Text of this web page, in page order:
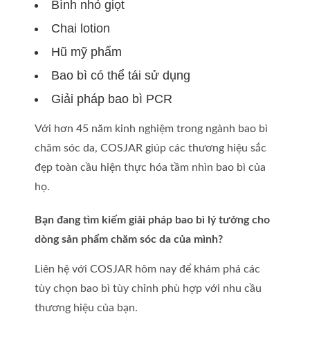
Bình nhỏ giọt
Chai lotion
Hũ mỹ phẩm
Bao bì có thể tái sử dụng
Giải pháp bao bì PCR
Với hơn 45 năm kinh nghiệm trong ngành bao bì
chăm sóc da, COSJAR giúp các thương hiệu sắc
đẹp toàn cầu hiện thực hóa tầm nhìn bao bì của
họ.
Bạn đang tìm kiếm giải pháp bao bì lý tưởng cho
dòng sản phẩm chăm sóc da của mình?
Liên hệ với COSJAR hôm nay để khám phá các
tùy chọn bao bì tùy chỉnh phù hợp với nhu cầu
thương hiệu của bạn.